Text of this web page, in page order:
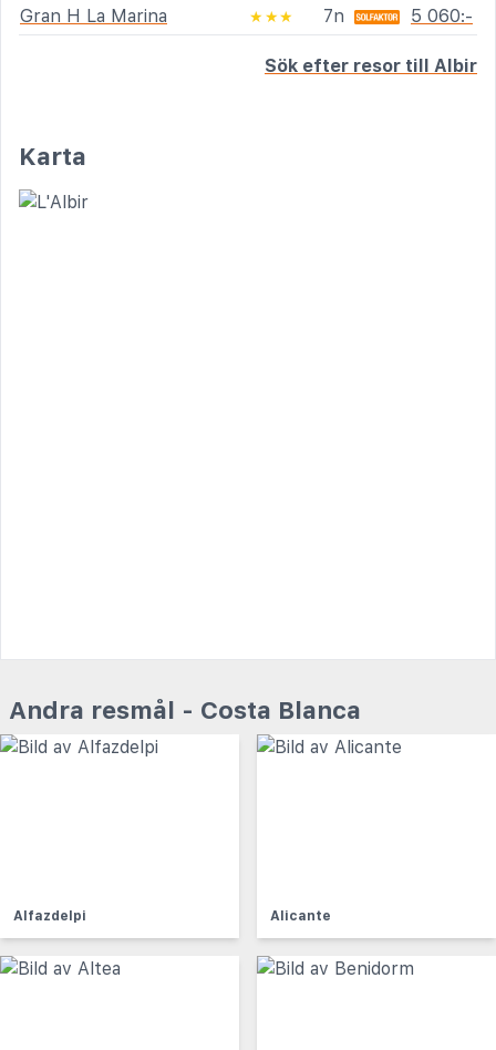
Gran H La Marina ★★★ 7n 5 060:-
Sök efter resor till Albir
Karta
Andra resmål - Costa Blanca
Alfazdelpi Alicante